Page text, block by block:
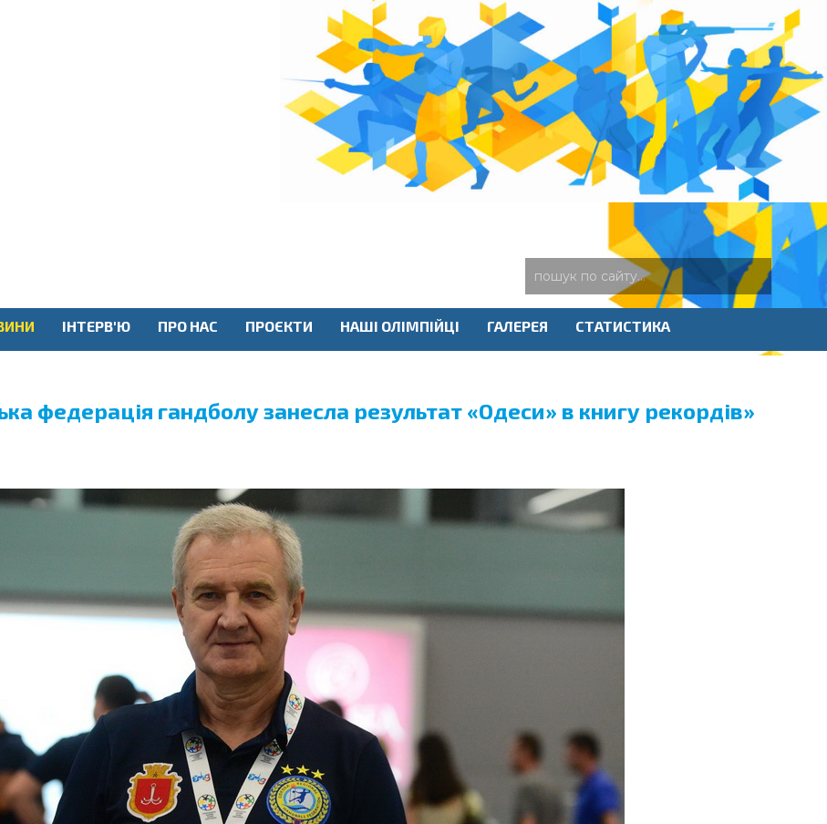
ІНТЕРВ'Ю ПРО НАС ПРОЄКТИ НАШІ ОЛІМПІЙЦІ ГАЛЕРЕЯ СТАТИСТИКА
федерація гандболу занесла результат «Одеси» в книгу рекордів»